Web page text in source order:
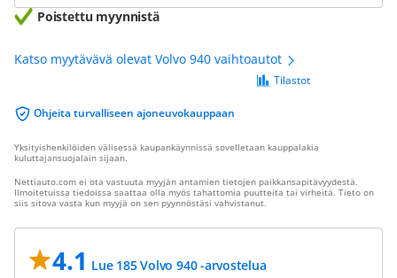
Poistettu myynnistä
Katso myytävävä olevat Volvo 940 vaihtoautot
Ohjeita turvalliseen ajoneuvokauppaan
Tilastot
Yksityishenkilöiden välisessä kaupankäynnissä sovelletaan kauppalakia
kuluttajansuojalain sijaan.
Nettiauto.com ei ota vastuuta myyjän antamien tietojen paikkansapitävyydestä.
Ilmoitetuissa tiedoissa saattaa olla myös tahattomia puutteita tai virheitä. Tieto on
siis sitova vasta kun myyjä on sen pyynnöstäsi vahvistanut.
4.1 Lue 185 Volvo 940 -arvostelua